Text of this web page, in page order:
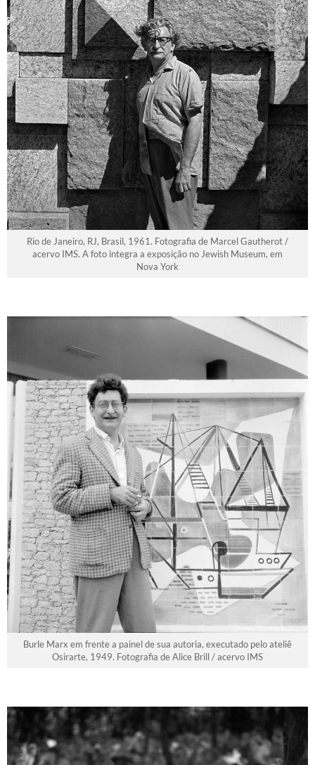
Rio de Janeiro, RJ, Brasil, 1961. Fotografia de Marcel Gautherot /
acervo IMS. A foto integra a exposição no Jewish Museum, em
Nova York
Burle Marx em frente a painel de sua autoria, executado pelo ateliê
Osirarte, 1949. Fotografia de Alice Brill / acervo IMS